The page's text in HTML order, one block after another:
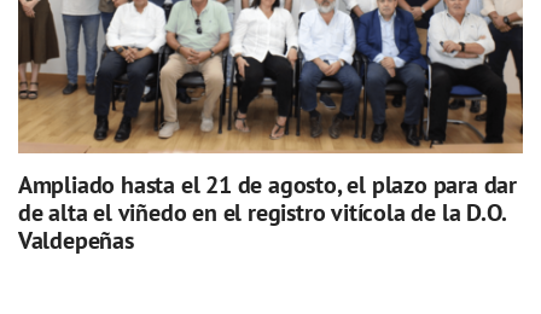
Ampliado hasta el 21 de agosto, el plazo para dar
de alta el viñedo en el registro vitícola de la D.O.
Valdepeñas